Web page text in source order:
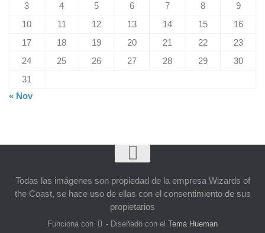
3
4 5 6 7 8
9
10
11 12 13 14 15
16
17
18 19 20 21 22
23
24
25 26 27 28 29
30
31
« Nov
Todas las imágenes son propiedad de la empresa Wizards of
the Coast, se hace uso de ellas con el consentimiento de sus
propietarios
Funciona con - Diseñado con elTema Hueman